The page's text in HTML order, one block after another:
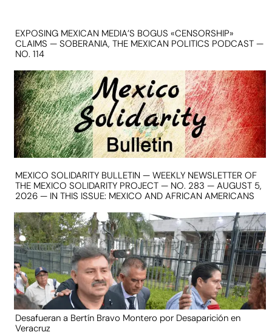
EXPOSING MEXICAN MEDIA’S BOGUS «CENSORSHIP»
CLAIMS — SOBERANIA, THE MEXICAN POLITICS PODCAST —
NO. 114
MEXICO SOLIDARITY BULLETIN — WEEKLY NEWSLETTER OF
THE MEXICO SOLIDARITY PROJECT — NO. 283 — AUGUST 5,
2026 — IN THIS ISSUE: MEXICO AND AFRICAN AMERICANS
Desafueran a Bertín Bravo Montero por Desaparición en
Veracruz